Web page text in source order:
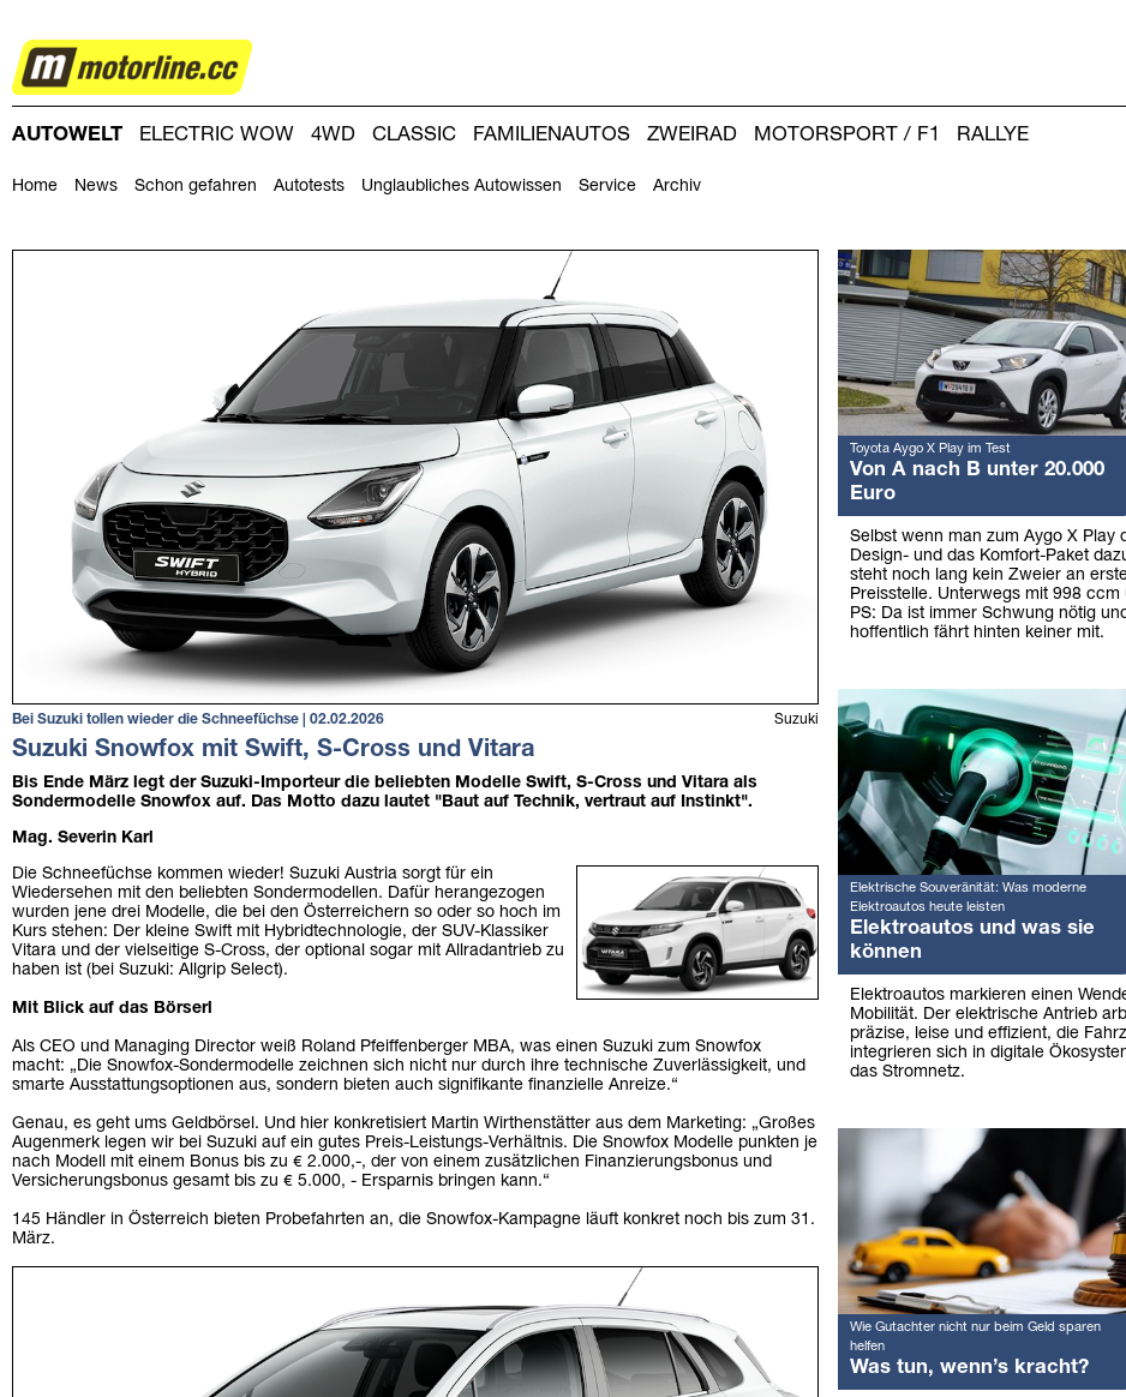
AUTOWELT
AUTOWELT
Home News Schon gefahren Autotests Unglaubliches Autowissen Service Archiv
ELECTRIC WOW 4WD CLASSIC FAMILIENAUTOS ZWEIRAD MOTORSPORT / F1
RALLYE
Suzuki
Bei Suzuki tollen wieder die Schneefüchse | 02.02.2026
Suzuki Snowfox mit Swift, S-Cross und Vitara
Bis Ende März legt der Suzuki-Importeur die beliebten Modelle Swift, S-Cross und Vitara als
Sondermodelle Snowfox auf. Das Motto dazu lautet "Baut auf Technik, vertraut auf Instinkt".
Mag. Severin Karl
Die Schneefüchse kommen wieder! Suzuki Austria sorgt für ein
Wiedersehen mit den beliebten Sondermodellen. Dafür herangezogen
wurden jene drei Modelle, die bei den Österreichern so oder so hoch im
Kurs stehen: Der kleine Swift mit Hybridtechnologie, der SUV-Klassiker
Vitara und der vielseitige S-Cross, der optional sogar mit Allradantrieb zu
haben ist (bei Suzuki: Allgrip Select).
Mit Blick auf das Börserl
Als CEO und Managing Director weiß Roland Pfeiffenberger MBA, was einen Suzuki zum Snowfox
macht: „Die Snowfox-Sondermodelle zeichnen sich nicht nur durch ihre technische Zuverlässigkeit, und
smarte Ausstattungsoptionen aus, sondern bieten auch signifikante finanzielle Anreize.“
Genau, es geht ums Geldbörsel. Und hier konkretisiert Martin Wirthenstätter aus dem Marketing: „Großes
Augenmerk legen wir bei Suzuki auf ein gutes Preis-Leistungs-Verhältnis. Die Snowfox Modelle punkten je
nach Modell mit einem Bonus bis zu € 2.000,-, der von einem zusätzlichen Finanzierungsbonus und
Versicherungsbonus gesamt bis zu € 5.000, - Ersparnis bringen kann.“
145 Händler in Österreich bieten Probefahrten an, die Snowfox-Kampagne läuft konkret noch bis zum 31.
März.
Weitere
Artikel:
Toyota Aygo X Play im Test
Von A nach B unter 20.000
Euro
Selbst wenn man zum Aygo X Play
Design- und das Komfort-Paket
steht noch lang kein Zweier an
Preisstelle. Unterwegs mit 998 ccm
PS: Da ist immer Schwung nötig
hoffentlich fährt hinten keiner mit.
Elektrische Souveränität: Was moderne
Elektroautos heute leisten
Elektroautos und was sie
können
Elektroautos markieren einen
Mobilität. Der elektrische Antrieb
präzise, leise und effizient, die
integrieren sich in digitale
das Stromnetz.
Wie Gutachter nicht nur beim Geld sparen
helfen
Was tun, wenn’s kracht?